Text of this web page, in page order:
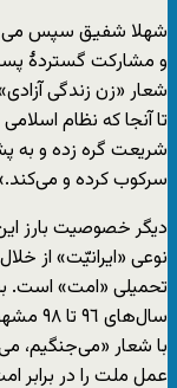
شهلا شفیق سپس می
و مشارکت گستردۀ
شعار «زن زندگی
تا آنجا که نظام
شریعت گره زده و به
سرکوب کرده و
دیگر خصوصیت بارز
نوعی «ایرانیّت» از
تحمیلی «امت» است.
با شعار «می‌جنگیم،
عمل ملت را در برابر